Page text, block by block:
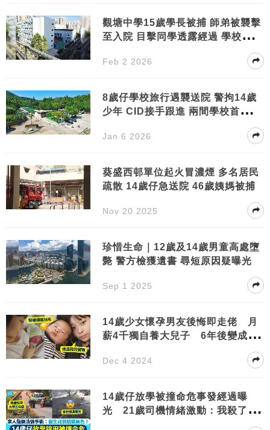
觀塘中學15歲學長被捕 師弟被襲擊
至入院 目擊同學透露經過 學校校長
Feb 2 2026
8歲仔學校旅行遇襲送院 警拘14歲
少年 CID接手跟進 兩間學校首回應
Jan 6 2026
葵盛西邨單位起火冒濃煙 多名居民
疏散 14歲仔急送院 46歲姨媽被捕
Nov 20 2025
珍惜生命｜12歲及14歲男童高處墮
斃 警方檢獲遺書 尋短原因疑曝光
Sep 1 2025
14歲少女懷孕男友後悔即走佬 月
薪4千獨自養大兒子 6年後變成
Dec 4 2024
14歲仔放學被撞命危事發經過曝
光 21歲司機情緒激動：我殺了個